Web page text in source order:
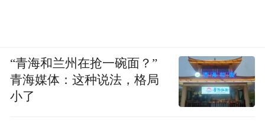
“青海和兰州在抢一碗面？”
青海媒体：这种说法，格局
小了